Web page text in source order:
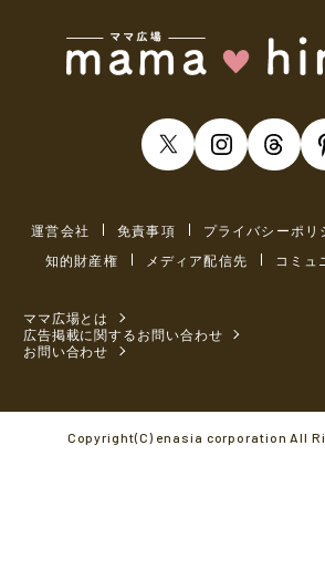
運営会社 免責事項 プライバシーポリ
知的財産権
メディア配信先 コミュ
ママ広場とは
広告掲載に関するお問い合わせ
お問い合わせ
Copyright(C) enasia corporation All